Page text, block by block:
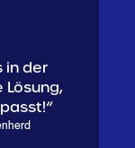
in der